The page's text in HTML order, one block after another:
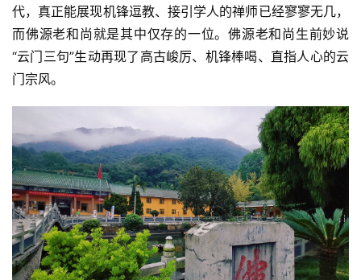
代，真正能展现机锋逗教、接引学人的禅师已经寥寥无几，
而佛源老和尚就是其中仅存的一位。佛源老和尚生前妙说
“云门三句”生动再现了高古峻厉、机锋棒喝、直指人心的云
门宗风。